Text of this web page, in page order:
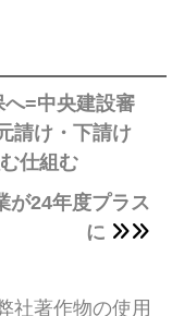
=中央建設審
請け・下請け
仕組む
が24年度プラス
に
社著作物の使用